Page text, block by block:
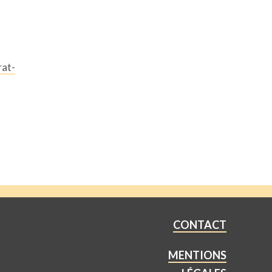
CONTACT
MENTIONS